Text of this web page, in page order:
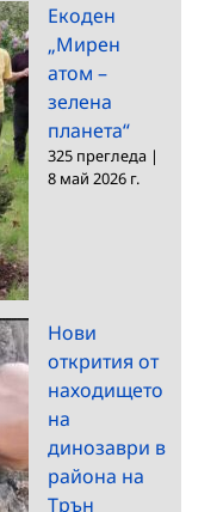
Екоден
„Мирен
атом –
зелена
планета“
325 прегледа |
8 май 2026 г.
Нови
открития от
находището
на
динозаври в
района на
Трън